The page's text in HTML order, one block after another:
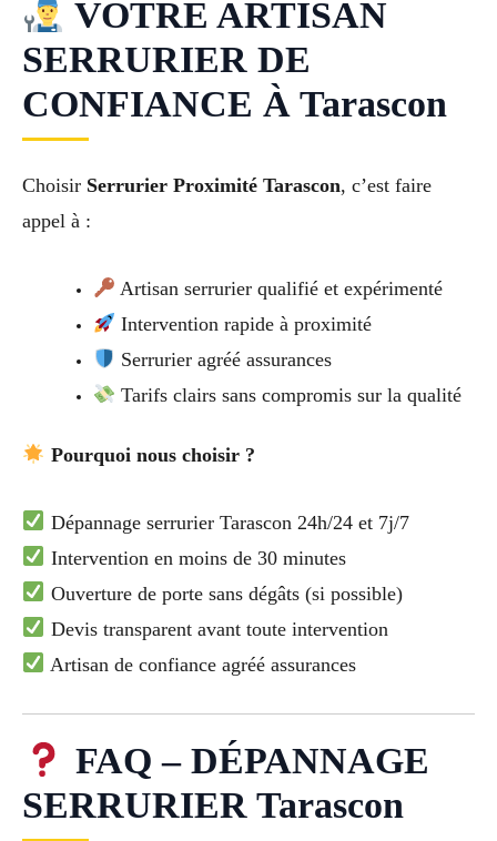
VOTRE ARTISAN
SERRURIER DE
CONFIANCE À Tarascon
Choisir Serrurier Proximité Tarascon, c’est faire
appel à :
Artisan serrurier qualifié et expérimenté
Intervention rapide à proximité
Serrurier agréé assurances
Tarifs clairs sans compromis sur la qualité
Pourquoi nous choisir ?
Dépannage serrurier Tarascon 24h/24 et 7j/7
Intervention en moins de 30 minutes
Ouverture de porte sans dégâts (si possible)
Devis transparent avant toute intervention
Artisan de confiance agréé assurances
FAQ – DÉPANNAGE
SERRURIER Tarascon